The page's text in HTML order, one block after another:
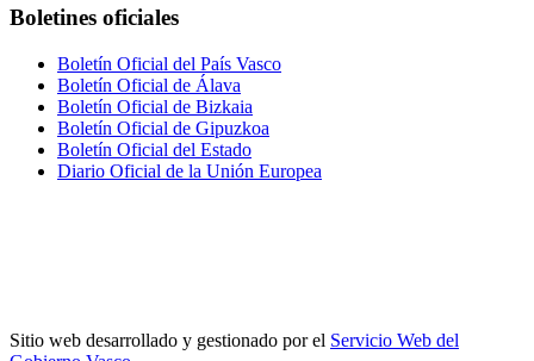
Boletines oficiales
Boletín Oficial del País Vasco
Boletín Oficial de Álava
Boletín Oficial de Bizkaia
Boletín Oficial de Gipuzkoa
Boletín Oficial del Estado
Diario Oficial de la Unión Europea
Sitio web desarrollado y gestionado por el Servicio Web del